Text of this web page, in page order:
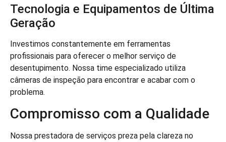
Tecnologia e Equipamentos de Última
Geração
Investimos constantemente em ferramentas
profissionais para oferecer o melhor serviço de
desentupimento. Nossa time especializado utiliza
câmeras de inspeção para encontrar e acabar com o
problema.
Compromisso com a Qualidade
Nossa prestadora de serviços preza pela clareza no